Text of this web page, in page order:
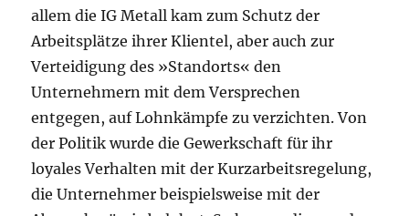
allem die IG Metall kam zum Schutz der
Arbeitsplätze ihrer Klientel, aber auch zur
Verteidigung des »Standorts« den
Unternehmern mit dem Versprechen
entgegen, auf Lohnkämpfe zu verzichten. Von
der Politik wurde die Gewerkschaft für ihr
loyales Verhalten mit der Kurzarbeitsregelung,
die Unternehmer beispielsweise mit der